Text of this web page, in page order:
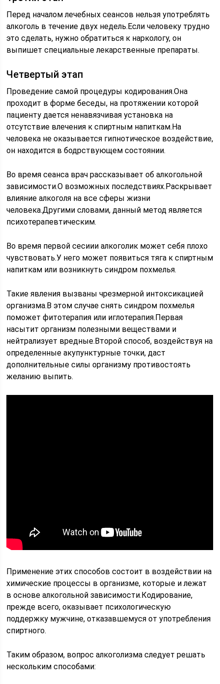
Перед началом лечебных сеансов нельзя употреблять
алкоголь в течение двух недель.Если человеку трудно
это сделать, нужно обратиться к наркологу, он
выпишет специальные лекарственные препараты.
Четвертый этап
Проведение самой процедуры кодирования.Она
проходит в форме беседы, на протяжении которой
пациенту дается ненавязчивая установка на
отсутствие влечения к спиртным напиткам.На
человека не оказывается гипнотическое воздействие,
он находится в бодрствующем состоянии.
Во время сеанса врач рассказывает об алкогольной
зависимости.О возможных последствиях.Раскрывает
влияние алкоголя на все сферы жизни
человека.Другими словами, данный метод является
психотерапевтическим.
Во время первой сесиии алкоголик может себя плохо
чувствовать.У него может появиться тяга к спиртным
напиткам или возникнуть синдром похмелья.
Такие явления вызваны чрезмерной интоксикацией
организма.В этом случае снять синдром похмелья
поможет фитотерапия или иглотерапия.Первая
насытит организм полезными веществами и
нейтрализует вредные.Второй способ, воздействуя на
определенные акупунктурные точки, даст
дополнительные силы организму противостоять
желанию выпить.
Применение этих способов состоит в воздействии на
химические процессы в организме, которые и лежат
в основе алкогольной зависимости.Кодирование,
прежде всего, оказывает психологическую
поддержку мужчине, отказавшемуся от употребления
спиртного.
Таким образом, вопрос алкоголизма следует решать
нескольким способами: